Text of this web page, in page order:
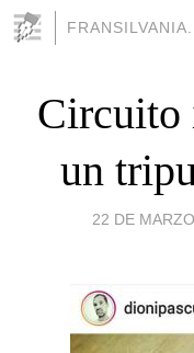
Circuito
un
22 DE